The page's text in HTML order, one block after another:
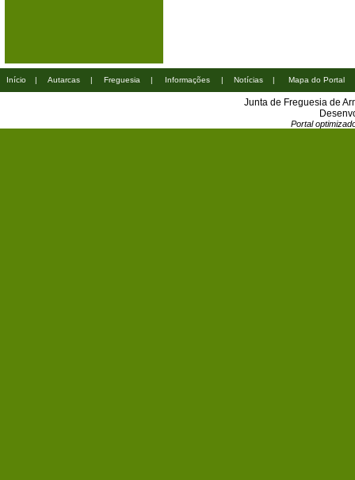
Início | Autarcas | Freguesia | Informações | Notícias | Mapa do Portal
Junta de Freguesia de
Portal